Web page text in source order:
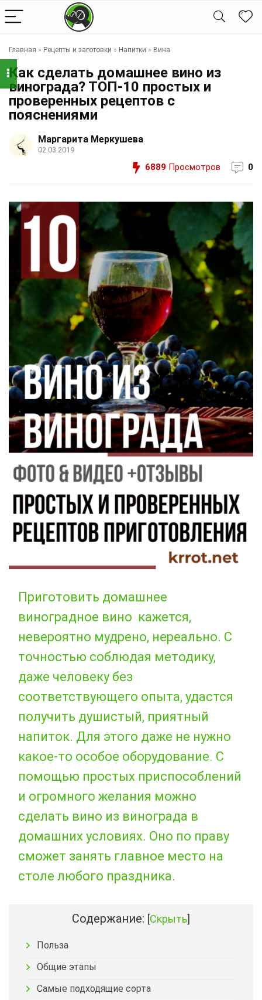
Главная » Рецепты и заготовки » Напитки » Вина
Как сделать домашнее вино из
винограда? ТОП-10 простых и
проверенных рецептов с
пояснениями
Маргарита Меркушева
02.03.2019
6889 Просмотров 0
Приготовить домашнее
виноградное вино кажется,
невероятно мудрено, нереально. С
точностью соблюдая методику,
даже человеку без
соответствующего опыта, удастся
получить душистый, приятный
напиток. Для этого даже не нужно
какое-то особое оборудование. С
помощью простых приспособлений
и огромного желания можно
сделать вино из винограда в
домашних условиях. Оно по праву
сможет занять главное место на
столе любого праздника.
Содержание: [Скрыть]
Польза
Общие этапы
Самые подходящие сорта